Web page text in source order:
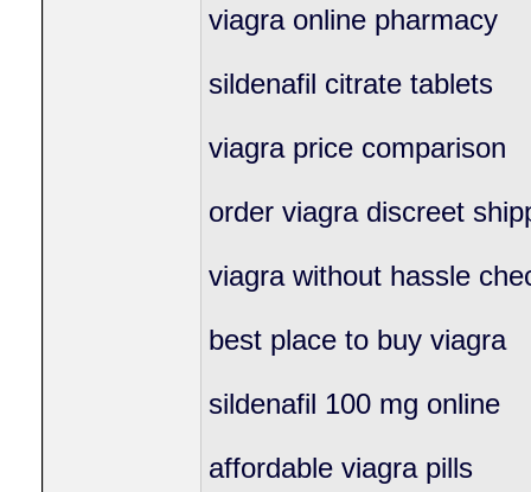
viagra online pharmacy
sildenafil citrate tablets
viagra price comparison
order viagra discreet
viagra without hassle
best place to buy viagra
sildenafil 100 mg online
affordable viagra pills